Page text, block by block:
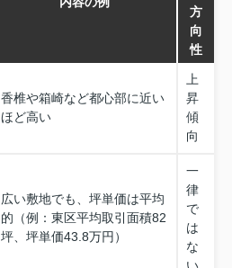
方
向
性
香椎や箱崎など都心部に近い
ほど高い
上
昇
傾
向
広い敷地でも、坪単価は平均
的（例：東区平均取引面積82
坪、坪単価43.8万円）
一
律
で
は
な